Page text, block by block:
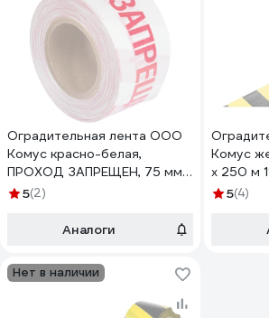
Оградительная лента ООО
Комус красно-белая,
ПРОХОД ЗАПРЕЩЕН, 75 мм х
250 м 1171403
5(2)
Аналоги
Комус
х 250 м
5(4)
Нет в наличии